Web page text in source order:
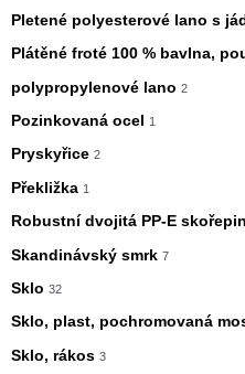
Pletené polyesterové lano s
Plátěné froté 100 % bavlna,
polypropylenové lano 2
Pozinkovaná ocel 1
Pryskyřice 2
Překližka 1
Robustní dvojitá PP-E
Skandinávský smrk 7
Sklo 32
Sklo, plast, pochromovaná
Sklo, rákos 3